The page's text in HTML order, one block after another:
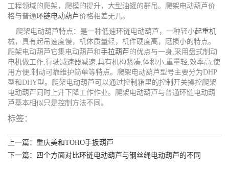
工程领域的爬架，爬模的提升，大型油罐的群吊。爬架电动葫芦价
格与普通环链电动葫芦价格相差无几。
爬架电动葫芦特点：是一种低速环链电动葫芦，一种轻小起重机
械，具有起吊速度慢，机体质量轻，机件硬度高，磨损小的特点。
爬架电动葫芦它集电动葫芦和手拉葫芦 的优点与一身,采用盘式制动
电机做工作,行驶减速器减速,具有机构紧凑,体积小,重量轻,效率高,使
用方便,制动可靠维护简单等特点。爬架电动葫芦型号主要分为DHP
型和DHY型。爬架电动葫芦可以通过控制箱里的控制开关操控爬架
电动葫芦同时上升下降工作作业。爬架电动葫芦与普通环链电动葫
芦基本相似只是控制方法不同。
标签：
上一篇：重庆美和TOHO手扳葫芦
下一篇：四个方面对比环链电动葫芦与钢丝绳电动葫芦的不同